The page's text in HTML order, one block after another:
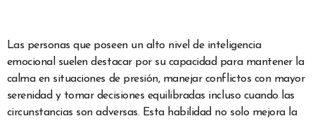
Las personas que poseen un alto nivel de inteligencia
emocional suelen destacar por su capacidad para mantener la
calma en situaciones de presión, manejar conflictos con mayor
serenidad y tomar decisiones equilibradas incluso cuando las
circunstancias son adversas. Esta habilidad no solo mejora la